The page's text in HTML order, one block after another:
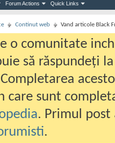
Forum Actions Quick Links
Continut web Vand articole Black
o comunitate
să răspundeți
care sunt
. Primul
.